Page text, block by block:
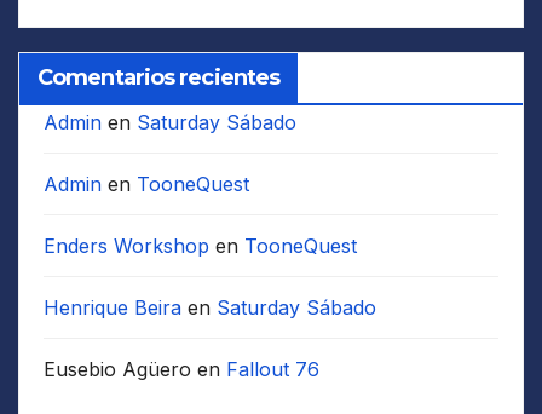
Comentarios recientes
Admin en Saturday Sábado
Admin en TooneQuest
Enders Workshop en TooneQuest
Henrique Beira en Saturday Sábado
Eusebio Agüero en Fallout 76